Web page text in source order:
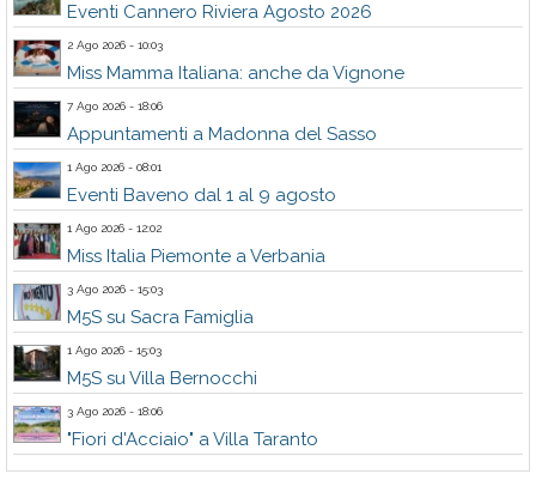
Eventi Cannero Riviera Agosto 2026
2 Ago 2026 - 10:03
Miss Mamma Italiana: anche da Vignone
7 Ago 2026 - 18:06
Appuntamenti a Madonna del Sasso
1 Ago 2026 - 08:01
Eventi Baveno dal 1 al 9 agosto
1 Ago 2026 - 12:02
Miss Italia Piemonte a Verbania
3 Ago 2026 - 15:03
M5S su Sacra Famiglia
1 Ago 2026 - 15:03
M5S su Villa Bernocchi
3 Ago 2026 - 18:06
"Fiori d'Acciaio" a Villa Taranto